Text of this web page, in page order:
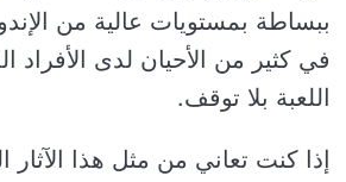
ببساطة بمستويات عالية من
في كثير من الأحيان لدى الأفراد
اللعبة بلا توقف.
إذا كنت تعاني من مثل هذا الآثار